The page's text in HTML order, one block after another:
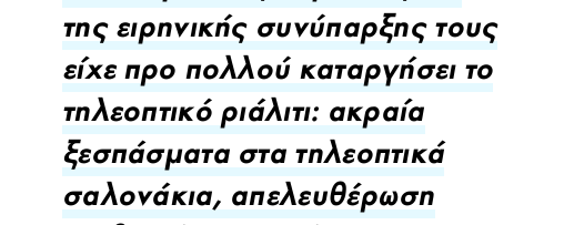
της ειρηνικής συνύπαρξης τους
είχε προ πολλού καταργήσει το
τηλεοπτικό ριάλιτι: ακραία
ξεσπάσματα στα τηλεοπτικά
σαλονάκια, απελευθέρωση